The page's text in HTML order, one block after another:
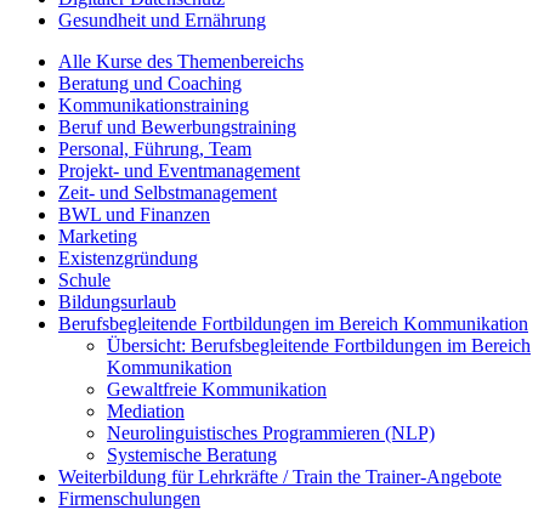
Gesundheit und Ernährung
Alle Kurse des Themenbereichs
Beratung und Coaching
Kommunikationstraining
Beruf und Bewerbungstraining
Personal, Führung, Team
Projekt- und Eventmanagement
Zeit- und Selbstmanagement
BWL und Finanzen
Marketing
Existenzgründung
Schule
Bildungsurlaub
Berufsbegleitende Fortbildungen im Bereich Kommunikation
Übersicht: Berufsbegleitende Fortbildungen im Bereich
Kommunikation
Gewaltfreie Kommunikation
Mediation
Neurolinguistisches Programmieren (NLP)
Systemische Beratung
Weiterbildung für Lehrkräfte / Train the Trainer-Angebote
Firmenschulungen